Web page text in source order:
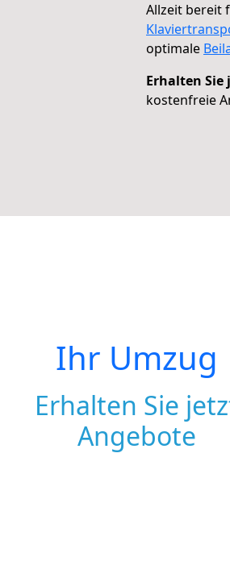
Allzeit bereit
optimale
Erhalten Sie
kostenfreie
Ihr Umzug
Erhalten Sie
Angebote